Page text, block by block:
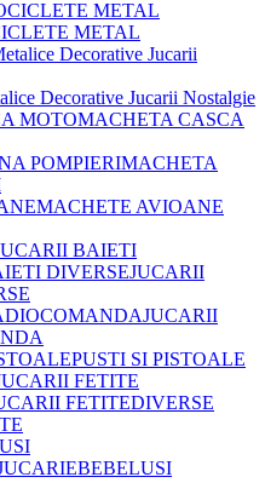
METAL
Decorative Jucarii Nostalgie
MACHETA CASCA
MACHETA
MACHETE AVIOANE
BAIETI
JUCARII
JUCARII
PUSTI SI PISTOALE
FETITE
DIVERSE
BEBELUSI